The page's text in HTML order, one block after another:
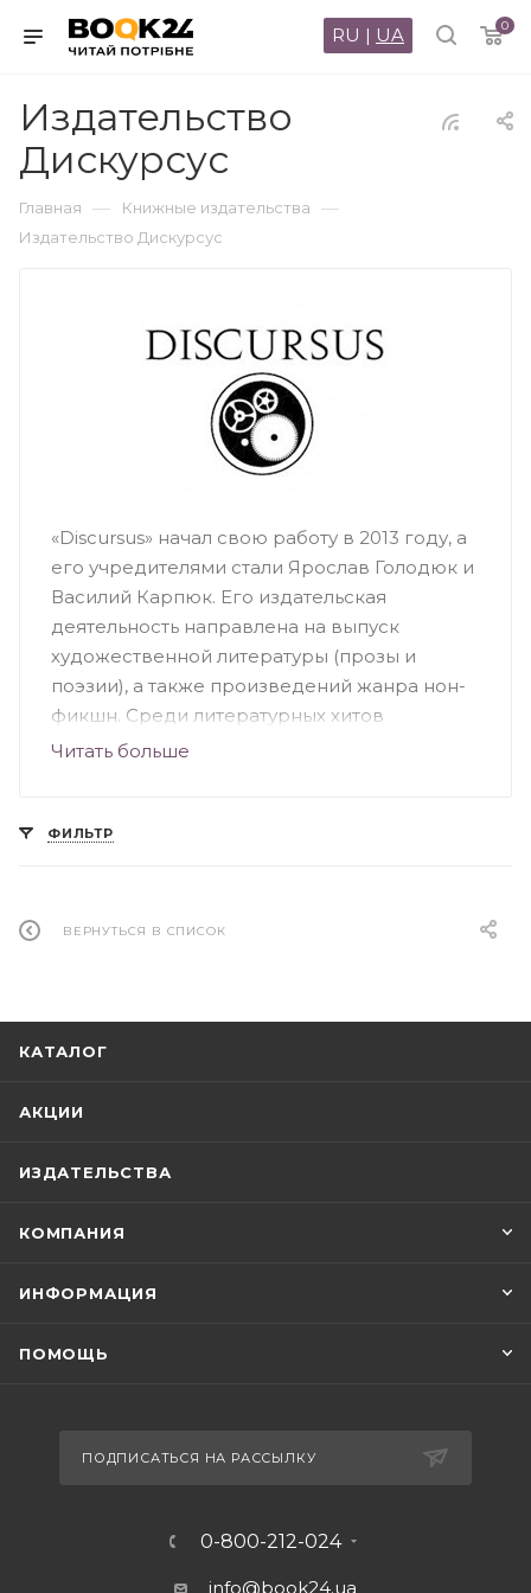
0
RU | UA
Издательство
Дискурсус
Главная — Книжные издательства —
Издательство Дискурсус
«Discursus» начал свою работу в 2013 году, а
его учредителями стали Ярослав Голодюк и
Василий Карпюк. Его издательская
деятельность направлена ​​на выпуск
художественной литературы (прозы и
поэзии), а также произведений жанра нон-
фикшн. Среди литературных хитов
особенно популярны «Квартира київських
вдохновенно работает над выпуском
украиноязычных книг бренд занимается
Читать больше
ФИЛЬТР
ВЕРНУТЬСЯ В СПИСОК
КАТАЛОГ
АКЦИИ
ИЗДАТЕЛЬСТВА
КОМПАНИЯ
ИНФОРМАЦИЯ
ПОМОЩЬ
ПОДПИСАТЬСЯ НА РАССЫЛКУ
0-800-212-024
info@book24.ua